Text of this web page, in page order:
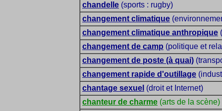
chandelle (sports : rugby)
changement climatique
changement climatique anthropique
changement de camp (politique et
changement de poste (à quai)
changement rapide d'outillage
chantage sexuel (droit et Internet)
chanteur de charme (arts de la scène)